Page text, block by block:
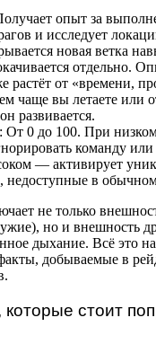
опыт за
и исследует
новая ветка
отдельно.
растёт от «времени,
чаще вы летаете или
развивается.
: От 0 до 100. При
команду или
— активирует
недоступные в
не только
но и внешность
дыхание. Всё это
добываемые в
стоит